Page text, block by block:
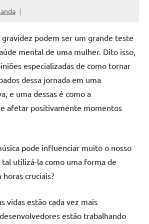
gravidez podem ser um grande teste
mental de uma mulher. Dito isso,
especializadas de como tornar
dessa jornada em uma
e uma dessas é como a
afetar positivamente momentos
pode influenciar muito o nosso
utilizá-la como uma forma de
cruciais?
vidas estão cada vez mais
estão trabalhando